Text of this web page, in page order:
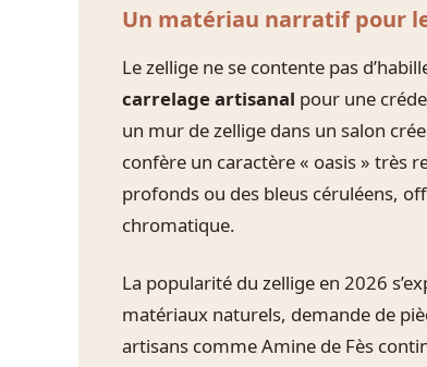
Un matériau narratif pour
Le zellige ne se contente pas
carrelage artisanal pour une
un mur de zellige dans un salon
confère un caractère « oasis » très
profonds ou des bleus céruléens,
chromatique.
La popularité du zellige en 2026
matériaux naturels, demande de
artisans comme Amine de Fès